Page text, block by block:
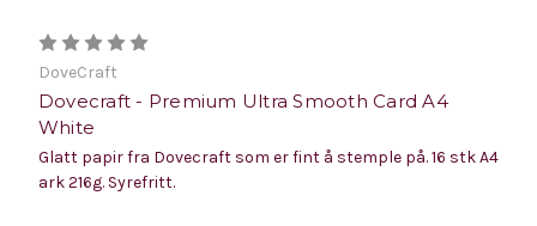
DoveCraft
Dovecraft - Premium Ultra Smooth Card A4
White
Glatt papir fra Dovecraft som er fint å stemple på. 16 stk A4
ark 216g. Syrefritt.